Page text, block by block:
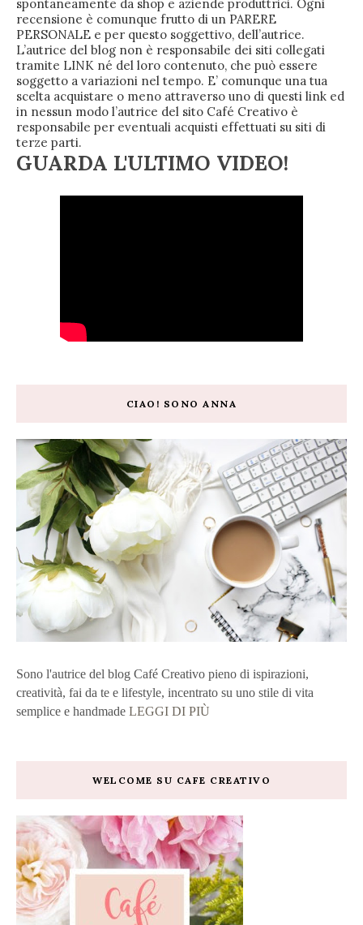
spontaneamente da shop e aziende produttrici. Ogni
recensione è comunque frutto di un PARERE
PERSONALE e per questo soggettivo, dell’autrice.
L’autrice del blog non è responsabile dei siti collegati
tramite LINK né del loro contenuto, che può essere
soggetto a variazioni nel tempo. E’ comunque una tua
scelta acquistare o meno attraverso uno di questi link ed
in nessun modo l’autrice del sito Café Creativo è
responsabile per eventuali acquisti effettuati su siti di
terze parti.
GUARDA L'ULTIMO VIDEO!
CIAO! SONO ANNA
Sono l'autrice del blog Café Creativo pieno di ispirazioni,
creatività, fai da te e lifestyle, incentrato su uno stile di vita
semplice e handmade LEGGI DI PIÙ
WELCOME SU CAFE CREATIVO